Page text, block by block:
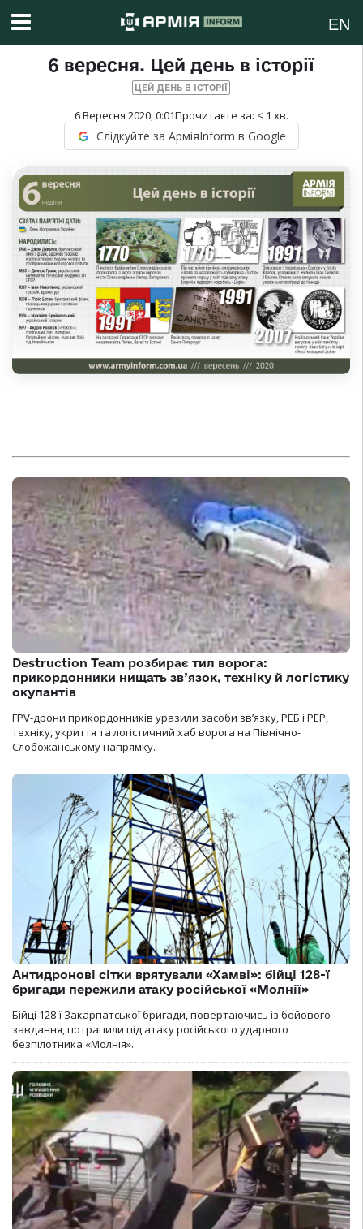
EN
6 вересня. Цей день в історії
ЦЕЙ ДЕНЬ В ІСТОРІЇ
6 Вересня 2020, 0:01Прочитаєте за: < 1 хв.
Слідкуйте за АрміяInform в Google
Destruction Team розбирає тил ворога:
прикордонники нищать зв’язок, техніку й логістику
окупантів
FPV-дрони прикордонників уразили засоби зв’язку, РЕБ і РЕР,
техніку, укриття та логістичний хаб ворога на Північно-
Слобожанському напрямку.
Антидронові сітки врятували «Хамві»: бійці 128-ї
бригади пережили атаку російської «Молнії»
Бійці 128-ї Закарпатської бригади, повертаючись із бойового
завдання, потрапили під атаку російського ударного
безпілотника «Молнія».